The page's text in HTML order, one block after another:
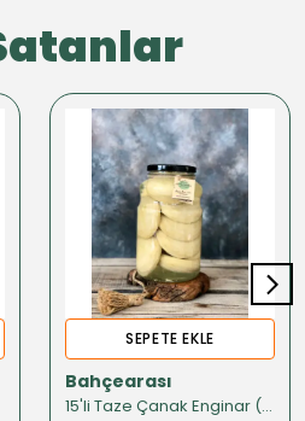
SEPETE EKLE
Bahçearası
15'li Taze Çanak Enginar (KONSERVE)